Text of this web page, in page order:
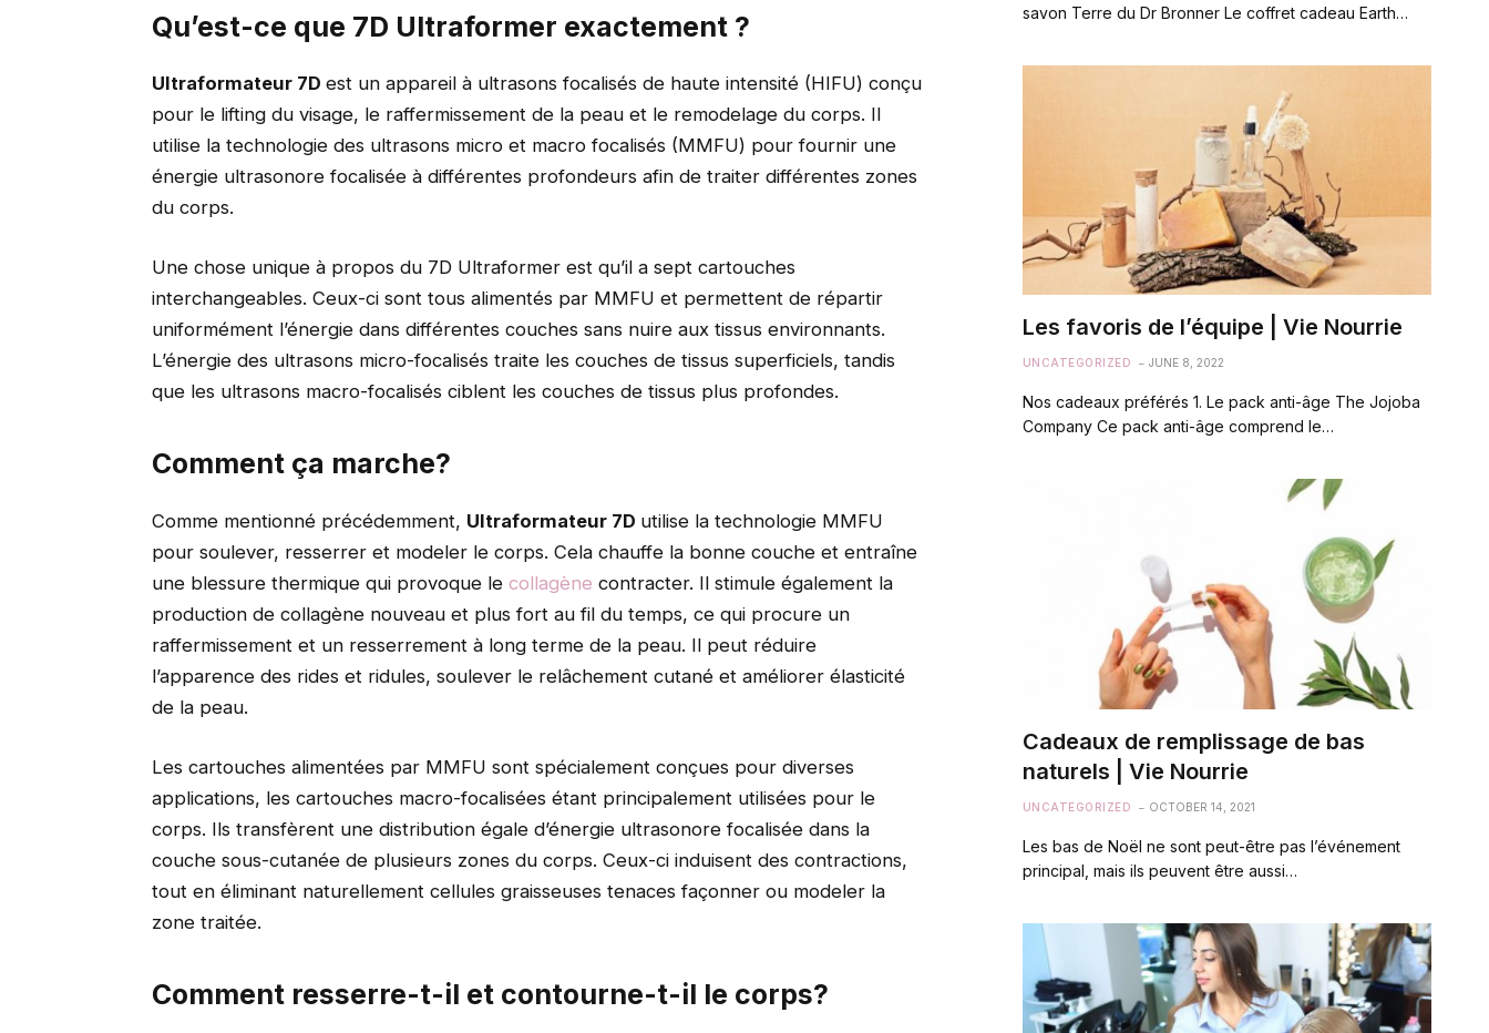
Qu’est-ce que 7D Ultraformer exactement ?
Ultraformateur 7D est un appareil à ultrasons focalisés de haute intensité (HIFU) conçu
pour le lifting du visage, le raffermissement de la peau et le remodelage du corps. Il
utilise la technologie des ultrasons micro et macro focalisés (MMFU) pour fournir une
énergie ultrasonore focalisée à différentes profondeurs afin de traiter différentes zones
du corps.
Une chose unique à propos du 7D Ultraformer est qu’il a sept cartouches
interchangeables. Ceux-ci sont tous alimentés par MMFU et permettent de répartir
uniformément l’énergie dans différentes couches sans nuire aux tissus environnants.
L’énergie des ultrasons micro-focalisés traite les couches de tissus superficiels, tandis
que les ultrasons macro-focalisés ciblent les couches de tissus plus profondes.
Comment ça marche?
Comme mentionné précédemment, Ultraformateur 7D utilise la technologie MMFU
pour soulever, resserrer et modeler le corps. Cela chauffe la bonne couche et entraîne
une blessure thermique qui provoque le collagène contracter. Il stimule également la
production de collagène nouveau et plus fort au fil du temps, ce qui procure un
raffermissement et un resserrement à long terme de la peau. Il peut réduire
l’apparence des rides et ridules, soulever le relâchement cutané et améliorer élasticité
de la peau.
Les cartouches alimentées par MMFU sont spécialement conçues pour diverses
applications, les cartouches macro-focalisées étant principalement utilisées pour le
corps. Ils transfèrent une distribution égale d’énergie ultrasonore focalisée dans la
couche sous-cutanée de plusieurs zones du corps. Ceux-ci induisent des contractions,
tout en éliminant naturellement cellules graisseuses tenaces façonner ou modeler la
zone traitée.
Comment resserre-t-il et contourne-t-il le corps?
savon Terre du Dr Bronner Le coffret cadeau Earth…
Les favoris de l’équipe | Vie Nourrie
UNCATEGORIZED JUNE 8, 2022
Nos cadeaux préférés 1. Le pack anti-âge The Jojoba
Company Ce pack anti-âge comprend le…
Cadeaux de remplissage de bas
naturels | Vie Nourrie
UNCATEGORIZED OCTOBER 14, 2021
Les bas de Noël ne sont peut-être pas l’événement
principal, mais ils peuvent être aussi…